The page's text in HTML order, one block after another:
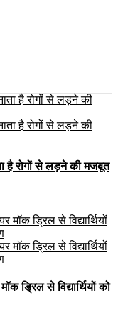
है रोगों से लड़ने की मजबूत
ड्रिल से विद्यार्थियों को